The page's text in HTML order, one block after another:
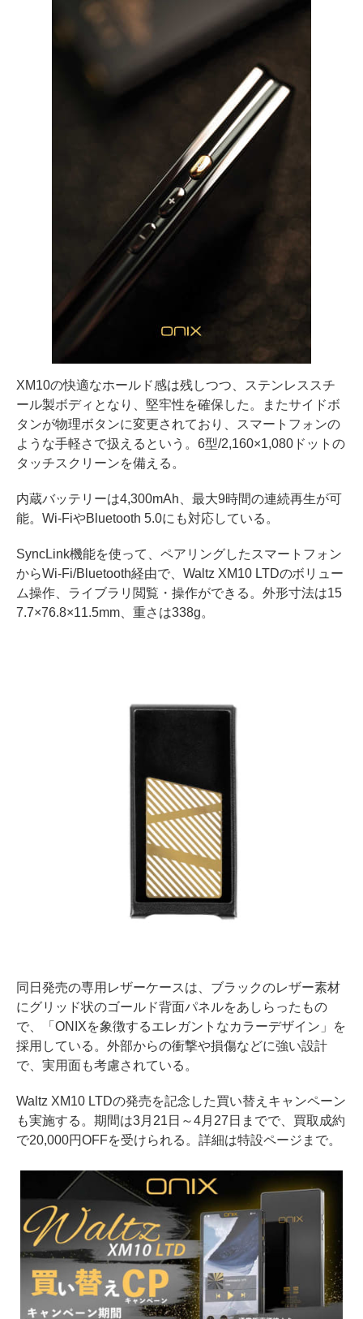
XM10の快適なホールド感は残しつつ、ステンレススチ
ール製ボディとなり、堅牢性を確保した。またサイドボ
タンが物理ボタンに変更されており、スマートフォンの
ような手軽さで扱えるという。6型/2,160×1,080ドットの
タッチスクリーンを備える。
内蔵バッテリーは4,300mAh、最大9時間の連続再生が可
能。Wi-FiやBluetooth 5.0にも対応している。
SyncLink機能を使って、ペアリングしたスマートフォン
からWi-Fi/Bluetooth経由で、Waltz XM10 LTDのボリュー
ム操作、ライブラリ閲覧・操作ができる。外形寸法は15
7.7×76.8×11.5mm、重さは338g。
同日発売の専用レザーケースは、ブラックのレザー素材
にグリッド状のゴールド背面パネルをあしらったもの
で、「ONIXを象徴するエレガントなカラーデザイン」を
採用している。外部からの衝撃や損傷などに強い設計
で、実用面も考慮されている。
Waltz XM10 LTDの発売を記念した買い替えキャンペーン
も実施する。期間は3月21日～4月27日までで、買取成約
で20,000円OFFを受けられる。詳細は特設ページまで。